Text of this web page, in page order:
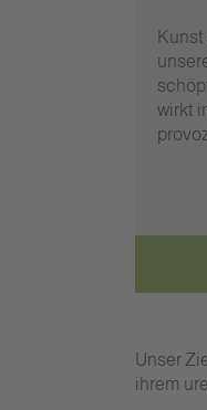
wirkt
Unser
ihrem